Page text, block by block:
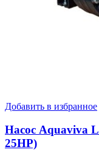
Добавить в избранное
Насос Aquaviva
25HP)